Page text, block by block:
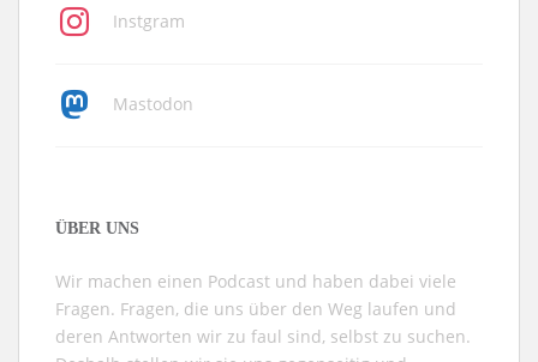
Instgram
Mastodon
ÜBER UNS
Wir machen einen Podcast und haben dabei viele
Fragen. Fragen, die uns über den Weg laufen und
deren Antworten wir zu faul sind, selbst zu suchen.